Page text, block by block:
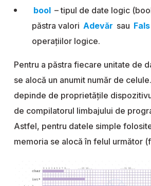
bool – tipul de date logic
păstra valori Adevăr sau Fals
operațiilor logice.
Pentru a păstra fiecare unitate de
se alocă un anumit număr de
depinde de proprietățile
de compilatorul limbajului de
Astfel, pentru datele simple
memoria se alocă în felul următor